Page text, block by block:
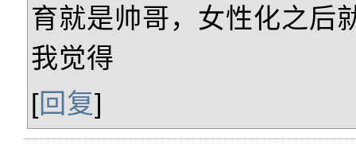
育就是帅哥，女性化之后
我觉得
[回复]